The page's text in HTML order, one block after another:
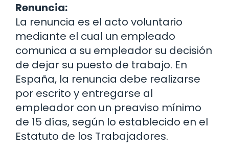
Renuncia:
La renuncia es el acto voluntario
mediante el cual un empleado
comunica a su empleador su decisión
de dejar su puesto de trabajo. En
España, la renuncia debe realizarse
por escrito y entregarse al
empleador con un preaviso mínimo
de 15 días, según lo establecido en el
Estatuto de los Trabajadores.